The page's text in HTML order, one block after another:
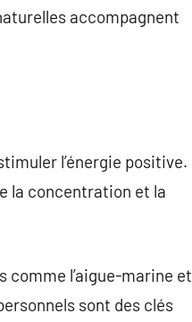
accompagnent
l’énergie positive.
la concentration et la
comme l’aigue-marine et
sont des clés